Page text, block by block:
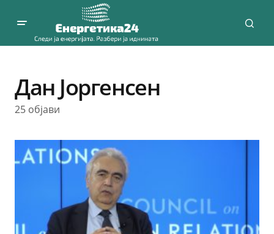
Дан Јоргенсен
25 објави